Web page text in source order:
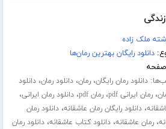
ملک زاده
دانلود رایگان بهترین رمان‌ها
دانلود رمان رایگان،رمان،دانلود رمان،دانلود
،رمان ایرانی pdf ،رمان pdf ،دانلود رمان ایرانی،
،دانلود رایگان رمان عاشقانه،دانلود رمان
،رمان عاشقانه،دانلود کتاب عاشقانه،دانلود رمان